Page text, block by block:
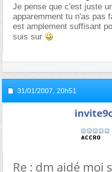
Je pense que c'est juste
apparemment tu n'as pas
est amplement suffisant
suis sur
31/01/2007, 20h51
Re : dm aidé moi